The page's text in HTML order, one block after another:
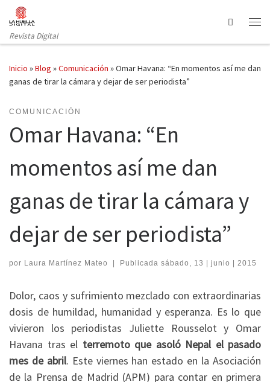
Saltar al contenido
Revista Digital
Search
Inicio »Blog »Comunicación »Omar Havana: “En momentos así me dan
ganas de tirar la cámara y dejar de ser periodista”
COMUNICACIÓN
Omar Havana: “En
momentos así me dan
ganas de tirar la cámara y
dejar de ser periodista”
por Laura Martínez Mateo | Publicada sábado, 13 | junio | 2015
Dolor, caos y sufrimiento mezclado con extraordinarias
dosis de humildad, humanidad y esperanza. Es lo que
vivieron los periodistas Juliette Rousselot y Omar
Havana tras el terremoto que asoló Nepal el pasado
mes de abril. Este viernes han estado en la Asociación
de la Prensa de Madrid (APM) para contar en primera